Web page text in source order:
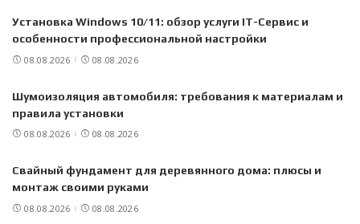
Установка Windows 10/11: обзор услуги IT-Сервис и
особенности профессиональной настройки
08.08.2026 08.08.2026
Шумоизоляция автомобиля: требования к материалам и
правила установки
08.08.2026 08.08.2026
Свайный фундамент для деревянного дома: плюсы и
монтаж своими руками
08.08.2026 08.08.2026